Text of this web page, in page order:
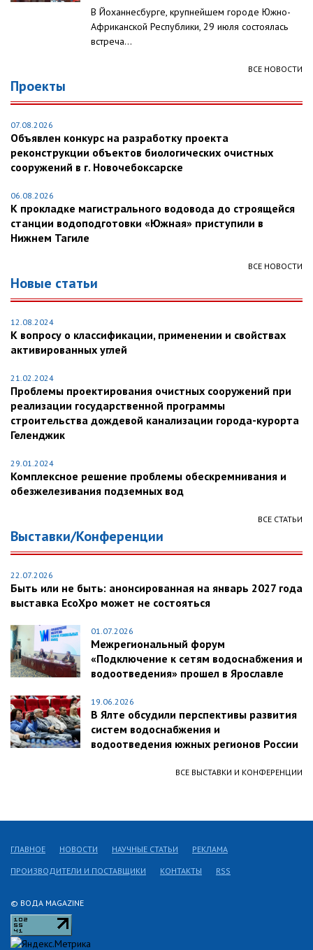
В Йоханнесбурге, крупнейшем городе Южно-
Африканской Республики, 29 июля состоялась
встреча...
ВСЕ НОВОСТИ
Проекты
07.08.2026
Объявлен конкурс на разработку проекта
реконструкции объектов биологических очистных
сооружений в г. Новочебоксарске
06.08.2026
К прокладке магистрального водовода до строящейся
станции водоподготовки «Южная» приступили в
Нижнем Тагиле
ВСЕ НОВОСТИ
Новые статьи
12.08.2024
К вопросу о классификации, применении и свойствах
активированных углей
21.02.2024
Проблемы проектирования очистных сооружений при
реализации государственной программы
строительства дождевой канализации города-курорта
Геленджик
29.01.2024
Комплексное решение проблемы обескремнивания и
обезжелезивания подземных вод
ВСЕ СТАТЬИ
Выставки/Конференции
22.07.2026
Быть или не быть: анонсированная на январь 2027 года
выставка EcoXpo может не состояться
01.07.2026
Межрегиональный форум
«Подключение к сетям водоснабжения и
водоотведения» прошел в Ярославле
19.06.2026
В Ялте обсудили перспективы развития
систем водоснабжения и
водоотведения южных регионов России
ВСЕ ВЫСТАВКИ И КОНФЕРЕНЦИИ
© ВОДА MAGAZINE
ГЛАВНОЕ НОВОСТИ НАУЧНЫЕ СТАТЬИ РЕКЛАМА
ПРОИЗВОДИТЕЛИ И ПОСТАВЩИКИ КОНТАКТЫ RSS